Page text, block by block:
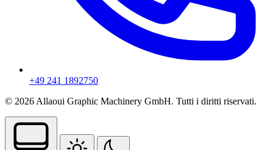
+49 241 1892750
© 2026 Allaoui Graphic Machinery GmbH. Tutti i diritti riservati.